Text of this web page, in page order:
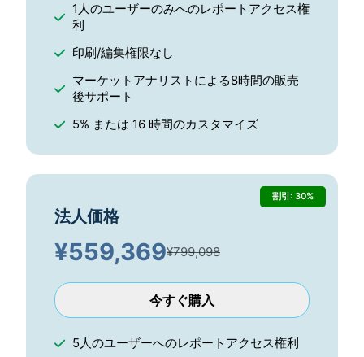
1人のユーザーのみへのレポートアクセス権
利
印刷/編集権限なし
マーケットアナリストによる8時間の販売
後サポート
5% または 16 時間のカスタマイズ
割引: 30%
法人価格
¥559,369¥799,098
今すぐ購入
5人のユーザーへのレポートアクセス権利